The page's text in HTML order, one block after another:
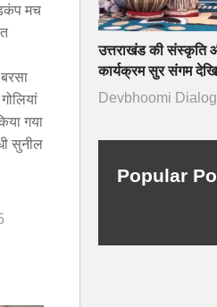
मच
गया
सुनील
उत्तराखंड की संस्कृति
कार्यक्रम सुर संगम
Devbhoomi
Popular